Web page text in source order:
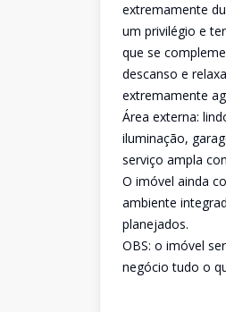
extremamente
um privilégio e
que se
descanso e
extremamente
Área externa:
iluminação,
serviço ampla
O imóvel ainda
ambiente
planejados.
OBS: o imóvel
negócio tudo o